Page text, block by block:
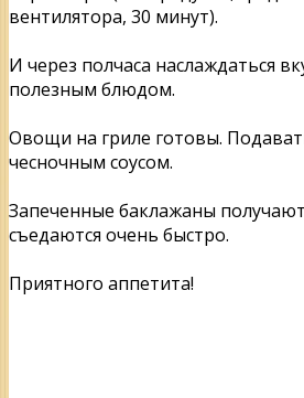
вентилятора, 30 минут).
И через полчаса наслаждаться
полезным блюдом.
Овощи на гриле готовы.
чесночным соусом.
Запеченные баклажаны
съедаются очень быстро.
Приятного аппетита!